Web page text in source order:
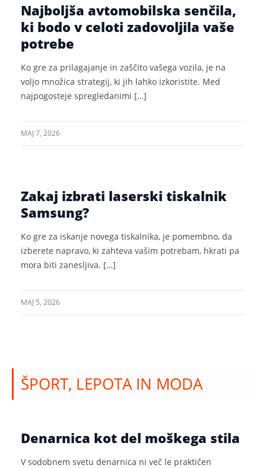
Najboljša avtomobilska senčila,
ki bodo v celoti zadovoljila vaše
potrebe
Ko gre za prilagajanje in zaščito vašega vozila, je na
voljo množica strategij, ki jih lahko izkoristite. Med
najpogosteje spregledanimi […]
MAJ 7, 2026
Zakaj izbrati laserski tiskalnik
Samsung?
Ko gre za iskanje novega tiskalnika, je pomembno, da
izberete napravo, ki zahteva vašim potrebam, hkrati pa
mora biti zanesljiva. […]
MAJ 5, 2026
ŠPORT, LEPOTA IN MODA
Denarnica kot del moškega stila
V sodobnem svetu denarnica ni več le praktičen